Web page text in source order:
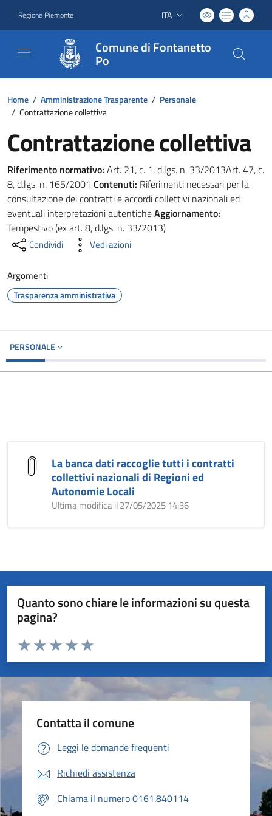
Regione Piemonte Lingua attiva:
ITA
Comune di Fontanetto
Po
Home / Amministrazione Trasparente / Personale
/ Contrattazione collettiva
Contrattazione collettiva
Riferimento normativo: Art. 21, c. 1, d.lgs. n. 33/2013Art. 47, c.
8, d.lgs. n. 165/2001 Contenuti: Riferimenti necessari per la
consultazione dei contratti e accordi collettivi nazionali ed
eventuali interpretazioni autenticheAggiornamento:
Tempestivo (ex art. 8, d.lgs. n. 33/2013)
Condividi Vedi azioni
Argomenti
Trasparenza amministrativa
PERSONALE
La banca dati raccoglie tutti i contratti
collettivi nazionali di Regioni ed
Autonomie Locali
Ultima modifica il 27/05/2025 14:36
Quanto sono chiare le informazioni su questa
pagina?
Valuta da 1 a 5 stelle la pagina
Valuta 5 stelle su 5
Valuta 4 stelle su 5
Valuta 3 stelle su 5
Valuta 2 stelle su 5
Valuta 1 stelle su 5
Contatta il comune
Leggi le domande frequenti
Richiedi assistenza
Chiama il numero 0161.840114